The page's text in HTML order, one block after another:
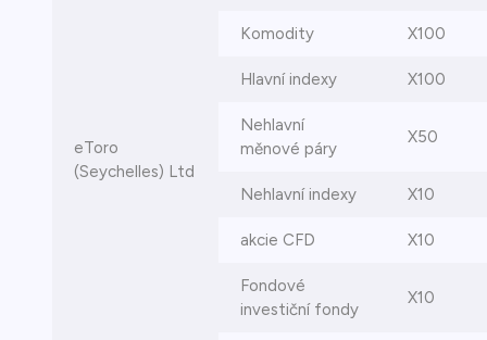
eToro
(Seychelles) Ltd
Komodity X100
Hlavní indexy X100
Nehlavní
měnové páry
X50
Nehlavní indexy X10
akcie CFD X10
Fondové
investiční fondy
X10